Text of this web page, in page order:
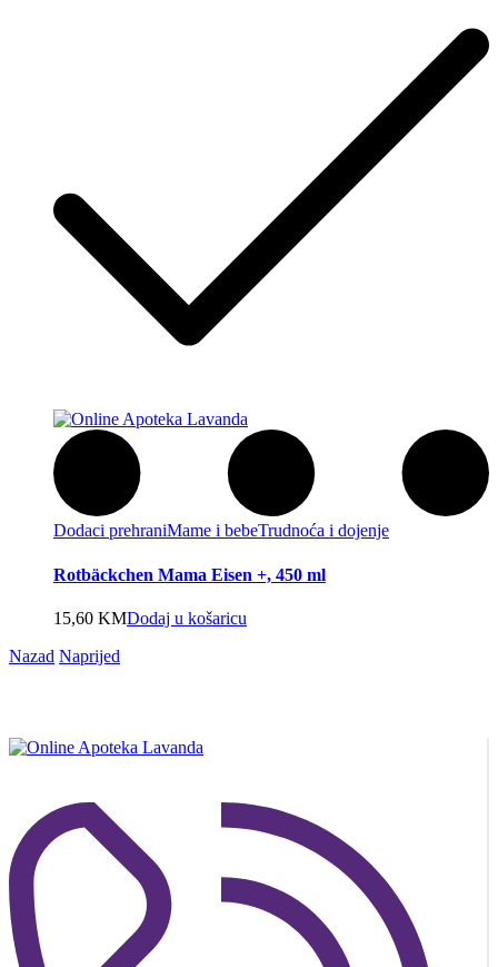
Dodaci prehraniMame i bebeTrudnoća i dojenje
Rotbäckchen Mama Eisen +, 450 ml
15,60 KMDodaj u košaricu
Nazad Naprijed